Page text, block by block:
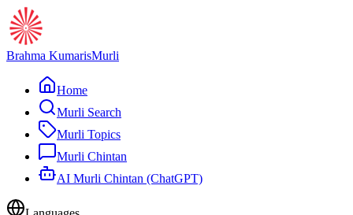
Brahma KumarisMurli
Home
Murli Search
Murli Topics
Murli Chintan
AI Murli Chintan (ChatGPT)